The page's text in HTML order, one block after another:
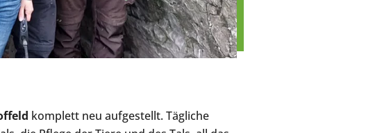
komplett neu aufgestellt. Tägliche